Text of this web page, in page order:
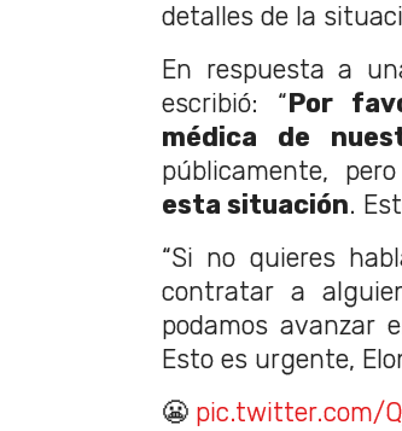
detalles de la
En respuesta a
escribió: “Por
médica de
públicamente,
esta situación.
“Si no quieres
contratar a
podamos avanzar
Esto es urgente,
😬 pic.twitter.com/